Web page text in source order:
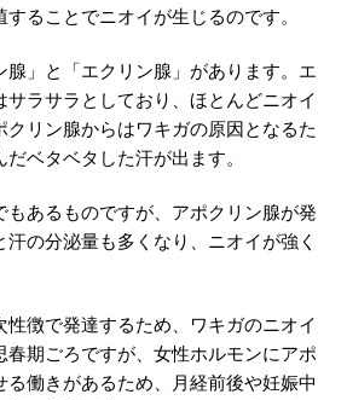
ることでニオイが生じるのです。
腺」と「エクリン腺」があります。エ
サラサラとしており、ほとんどニオイ
クリン腺からはワキガの原因となるた
ベタベタした汗が出ます。
もあるものですが、アポクリン腺が発
の分泌量も多くなり、ニオイが強く
性徴で発達するため、ワキガのニオイ
春期ごろですが、女性ホルモンにアポ
る働きがあるため、月経前後や妊娠中